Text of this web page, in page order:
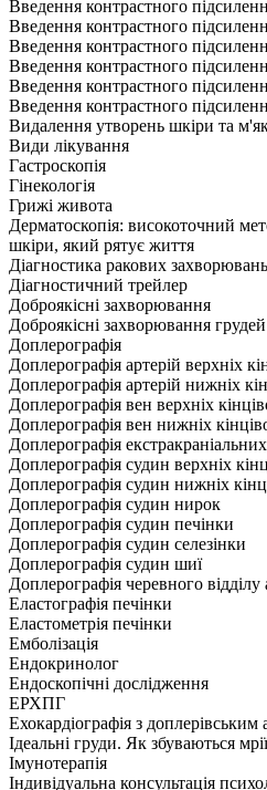
Введення контрастного
Введення контрастного
Введення контрастного
Введення контрастного
Введення контрастного
Введення контрастного
Видалення утворень шкіри та
Види лікування
Гастроскопія
Гінекологія
Грижі живота
Дерматоскопія: високоточний
шкіри, який рятує життя
Діагностика ракових захворювань
Діагностичний трейлер
Доброякісні захворювання
Доброякісні захворювання грудей
Доплерографія
Доплерографія артерій верхніх
Доплерографія артерій нижніх
Доплерографія вен верхніх
Доплерографія вен нижніх
Доплерографія
Доплерографія судин верхніх
Доплерографія судин нижніх
Доплерографія судин нирок
Доплерографія судин печінки
Доплерографія судин селезінки
Доплерографія судин шиї
Доплерографія черевного
Еластографія печінки
Еластометрія печінки
Емболізація
Ендокринолог
Ендоскопічні дослідження
ЕРХПГ
Ехокардіографія з доплерівським
Ідеальні груди. Як збуваються
Імунотерапія
Індивідуальна консультація